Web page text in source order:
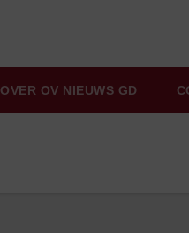
OVER OV NIEUWS GD